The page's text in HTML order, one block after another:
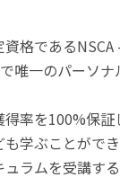
格である
唯一のパーソ
率を100%保証
学ぶことがで
ラムを受講する